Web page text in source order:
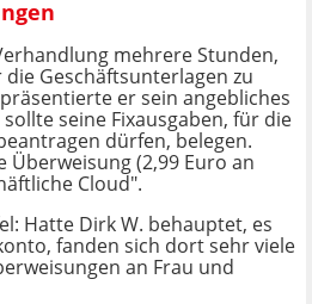
mehrere Stunden,
Geschäftsunterlagen zu
er sein angebliches
seine Fixausgaben, für die
dürfen, belegen.
Überweisung (2,99 Euro an
Cloud".
Hatte Dirk W. behauptet, es
fanden sich dort sehr viele
an Frau und